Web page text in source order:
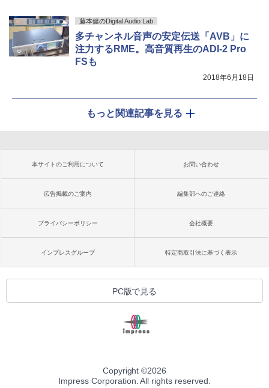
藤本健のDigital Audio Lab
多チャンネル音声の安定伝送「AVB」に
注力するRME。高音質再生のADI-2 Pro
FSも
2018年6月18日
もっと関連記事を見る
本サイトのご利用について お問い合わせ
広告掲載のご案内 編集部へのご連絡
プライバシーポリシー 会社概要
インプレスグループ 特定商取引法に基づく表示
PC版で見る
Copyright ©2026
Impress Corporation. All rights reserved.